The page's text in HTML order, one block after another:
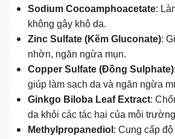
Sodium Cocoamphoacetate:
không gây khô da.
Zinc Sulfate (Kẽm Gluconate):
nhờn, ngăn ngừa mụn.
Copper Sulfate (Đồng Sulphate)
giúp làm sạch da và ngăn ngừa
Ginkgo Biloba Leaf Extract:
da khỏi các tác hại của môi
Methylpropanediol : Cung cấp